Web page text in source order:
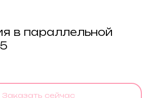
в параллельной
Заказать сейчас